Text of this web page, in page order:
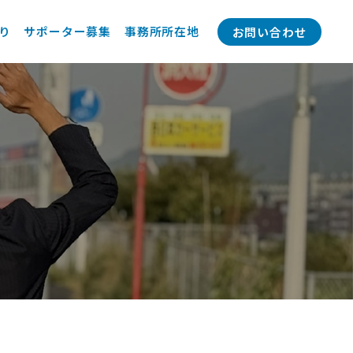
サポーター募集 事務所所在地 お問い合わせ